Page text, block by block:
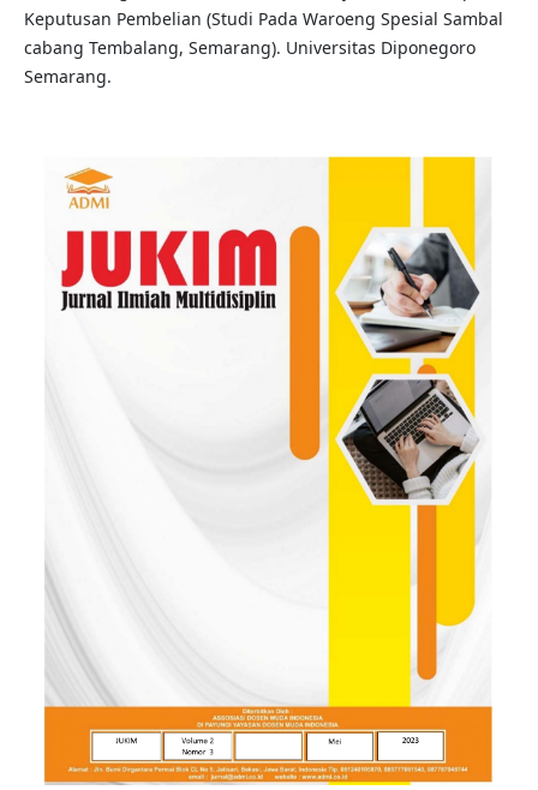
Keputusan Pembelian (Studi Pada Waroeng Spesial Sambal
cabang Tembalang, Semarang). Universitas Diponegoro
Semarang.